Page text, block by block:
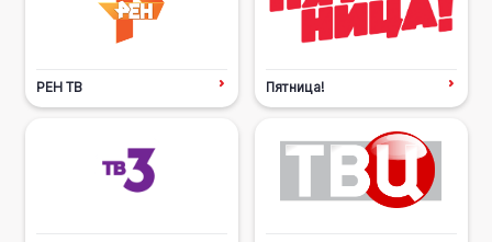
РЕН ТВ Пятница!